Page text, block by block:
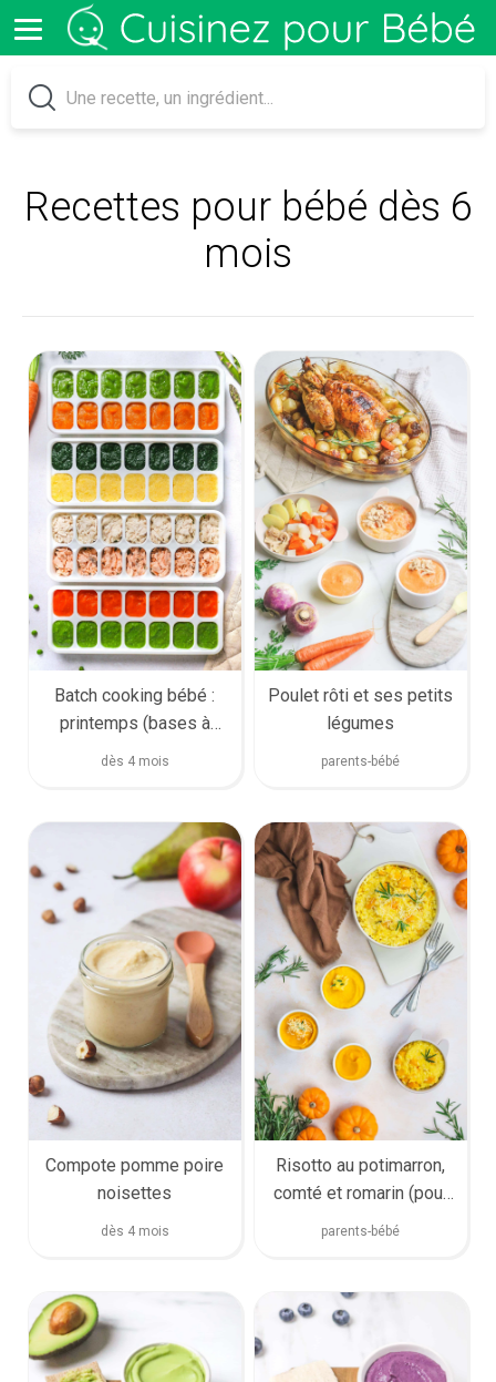
Recettes pour bébé dès 6
mois
Batch cooking bébé :
printemps (bases à
congeler)
dès 4 mois
Poulet rôti et ses petits
légumes
parents-bébé
Compote pomme poire
noisettes
dès 4 mois
Risotto au potimarron,
comté et romarin (pour
bébé et toute la famille)
parents-bébé